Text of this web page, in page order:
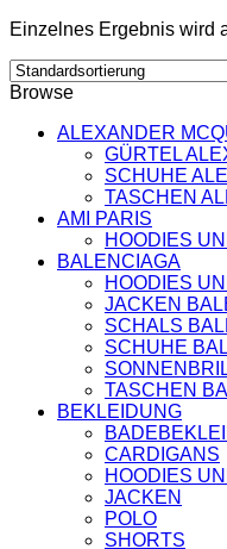
SAINT
SCHUHE
GÜRTEL
BURBERRY
GÜRTEL
JACKEN
Einzelnes Ergebnis wird
Browse
ALEXANDER
GÜRTEL
SCHUHE
TASCHEN
AMI PARIS
HOODIES
BALENCIAGA
HOODIES
JACKEN
SCHALS
SCHUHE
TASCHEN
BEKLEIDUNG
CARDIGANS
HOODIES
JACKEN
POLO
SHORTS